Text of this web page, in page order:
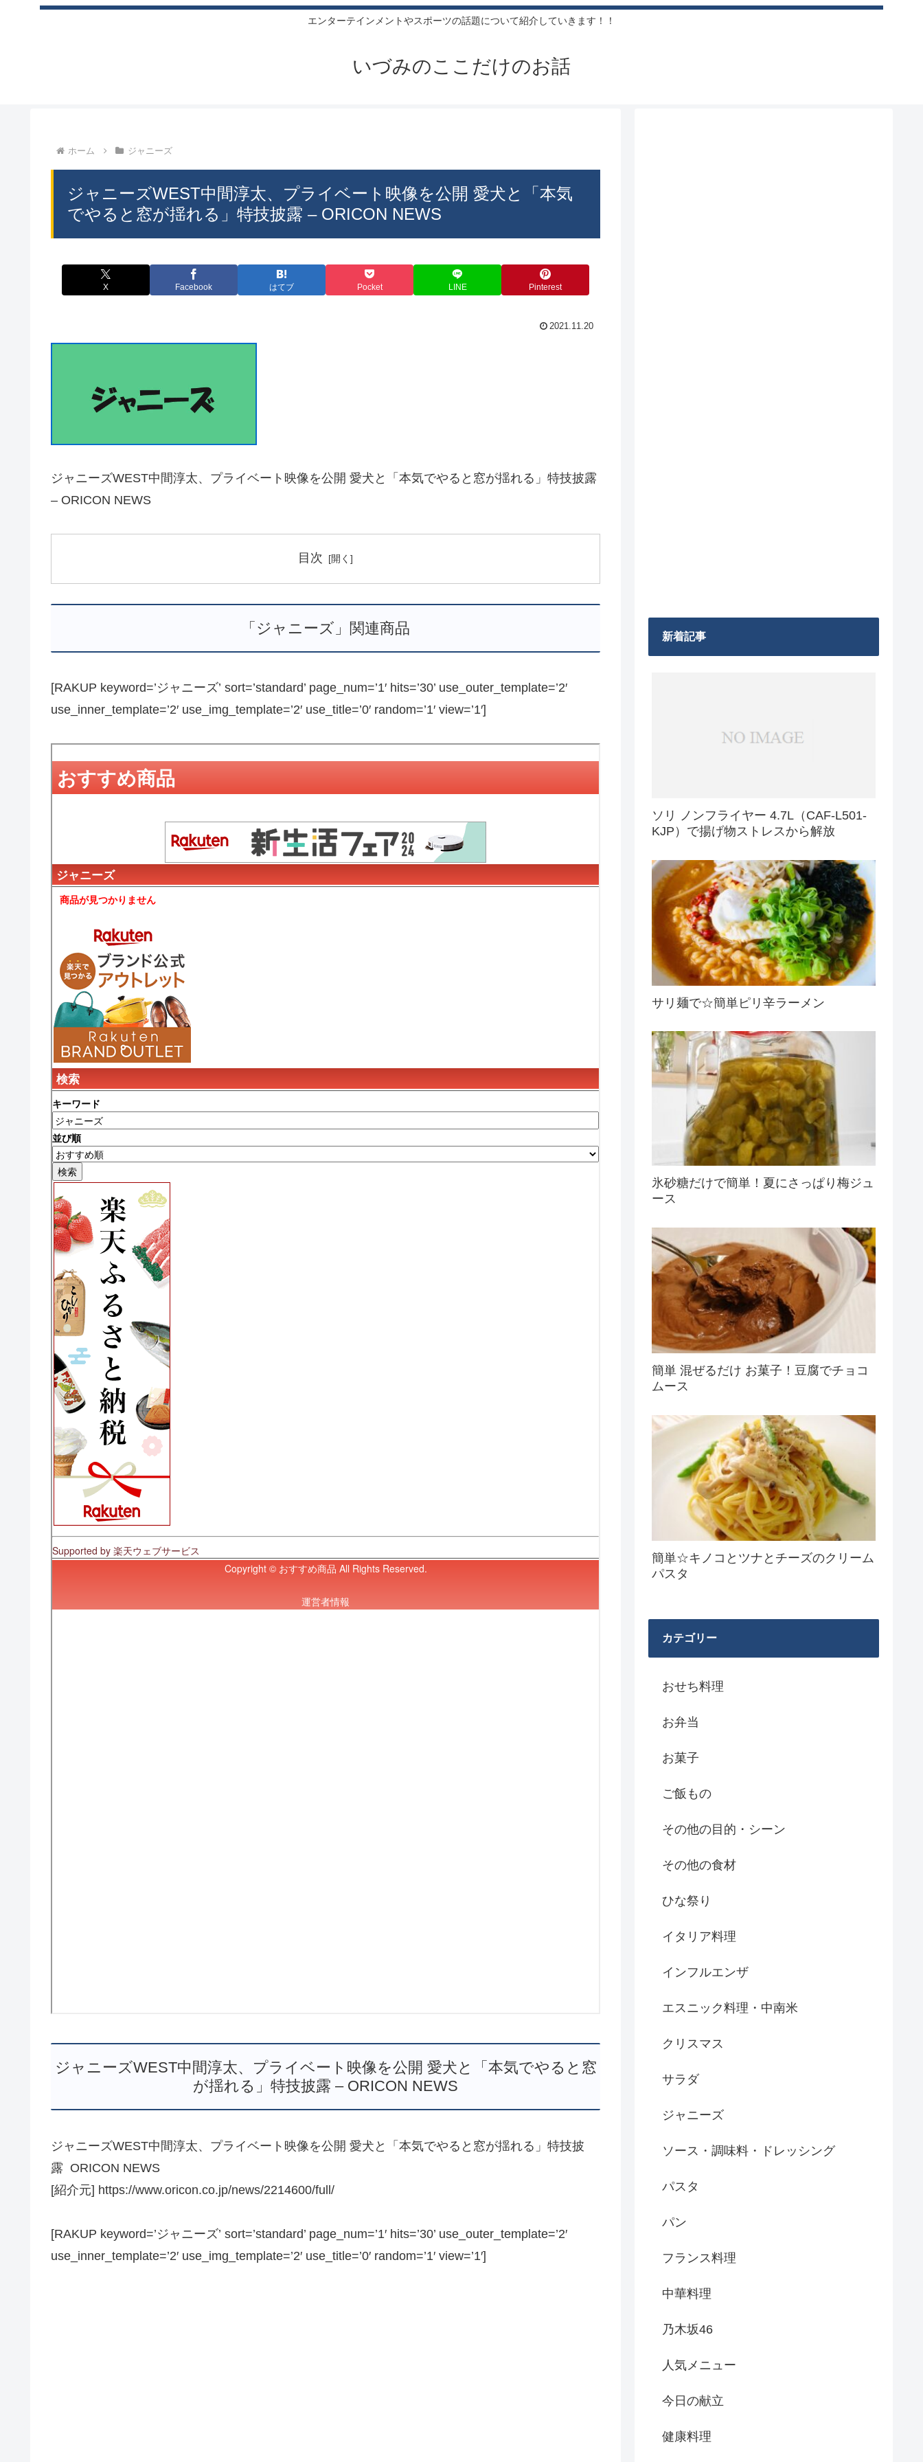
エンターテインメントやスポーツの話題について紹介していきます！！
いづみのここだけのお話
ホーム ジャニーズ
ジャニーズWEST中間淳太、プライベート映像を公開 愛犬と「本気
でやると窓が揺れる」特技披露 – ORICON NEWS
X Facebook はてブ Pocket LINE Pinterest
2021.11.20
ジャニーズWEST中間淳太、プライベート映像を公開 愛犬と「本気でやると窓が揺れる」特技披露
– ORICON NEWS
目次
「ジャニーズ」関連商品
[RAKUP keyword=’ジャニーズ’ sort=’standard’ page_num=’1′ hits=’30’ use_outer_template=’2′
use_inner_template=’2′ use_img_template=’2′ use_title=’0′ random=’1′ view=’1′]
ジャニーズWEST中間淳太、プライベート映像を公開 愛犬と「本気でやると窓
が揺れる」特技披露 – ORICON NEWS
ジャニーズWEST中間淳太、プライベート映像を公開 愛犬と「本気でやると窓が揺れる」特技披
露 ORICON NEWS
[紹介元] https://www.oricon.co.jp/news/2214600/full/
[RAKUP keyword=’ジャニーズ’ sort=’standard’ page_num=’1′ hits=’30’ use_outer_template=’2′
use_inner_template=’2′ use_img_template=’2′ use_title=’0′ random=’1′ view=’1′]
新着記事
ソリ ノンフライヤー 4.7L（CAF-L501-
KJP）で揚げ物ストレスから解放
サリ麺で☆簡単ピリ辛ラーメン
氷砂糖だけで簡単！夏にさっぱり梅ジュ
ース
簡単 混ぜるだけ お菓子！豆腐でチョコ
ムース
簡単☆キノコとツナとチーズのクリーム
パスタ
カテゴリー
おせち料理
お弁当
お菓子
ご飯もの
その他の目的・シーン
その他の食材
ひな祭り
イタリア料理
インフルエンザ
エスニック料理・中南米
クリスマス
サラダ
ジャニーズ
ソース・調味料・ドレッシング
パスタ
パン
フランス料理
中華料理
乃木坂46
人気メニュー
今日の献立
健康料理